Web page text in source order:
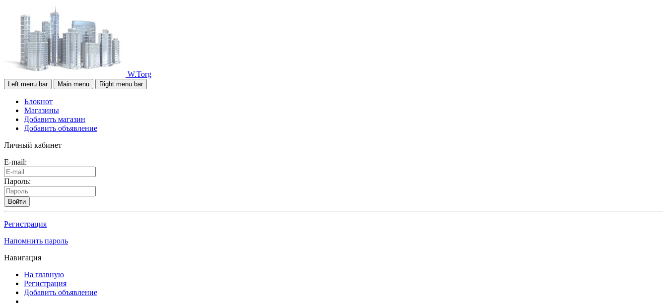
W.Torg
Left menu bar Main menu Right menu bar
Блокнот
Магазины
Добавить магазин
Добавить объявление
Личный кабинет
E-mail:
Пароль:
Войти
Регистрация
Напомнить пароль
Навигация
На главную
Регистрация
Добавить объявление